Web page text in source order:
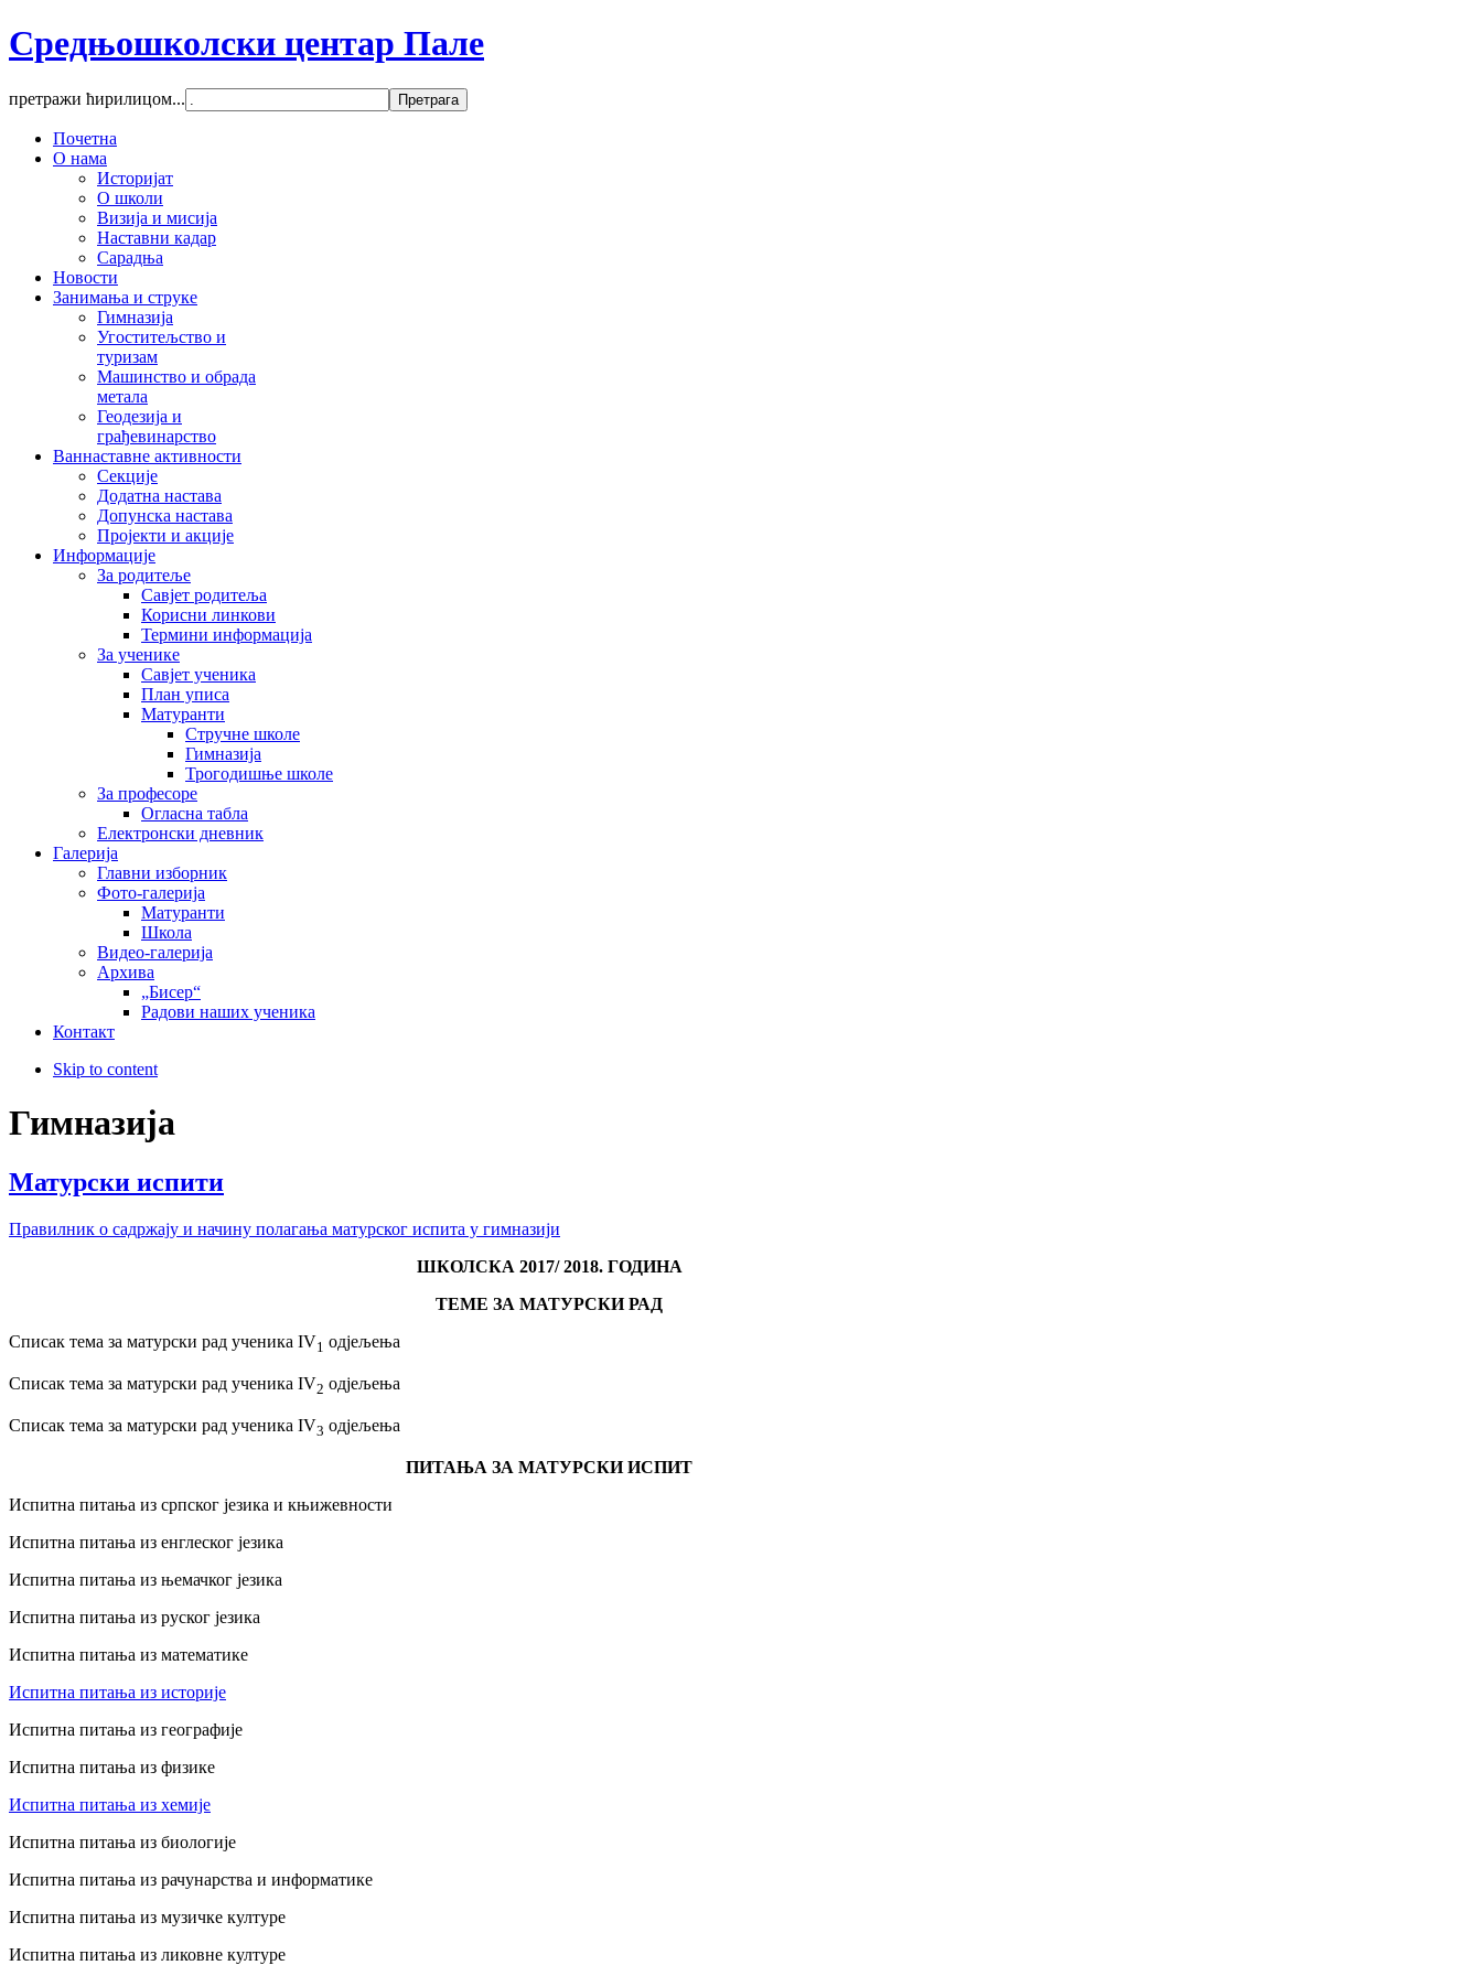
Средњошколски центар Пале
претражи ћирилицом...
Почетна
О нама
Историјат
О школи
Визија и мисија
Наставни кадар
Сарадња
Новости
Занимања и струке
Гимназија
Угоститељство и
туризам
Машинство и обрада
метала
Геодезија и
грађевинарство
Ваннаставне активности
Секције
Додатна настава
Допунска настава
Пројекти и акције
Информације
За родитеље
Савјет родитеља
Корисни линкови
Термини информација
За ученике
Савјет ученика
План уписа
Матуранти
Стручне школе
Гимназија
Трогодишње школе
За професоре
Огласна табла
Електронски дневник
Галерија
Главни изборник
Фото-галерија
Матуранти
Школа
Видео-галерија
Архива
„Бисер“
Радови наших ученика
Контакт
Skip to content
Гимназија
Матурски испити
Правилник о садржају и начину полагања матурског испита у гимназији
ШКОЛСКА 2017/ 2018. ГОДИНА
ТЕМЕ ЗА МАТУРСКИ РАД
Списак тема за матурски рад ученика IV1 одјељења
Списак тема за матурски рад ученика IV2 одјељења
Списак тема за матурски рад ученика IV3 одјељења
ПИТАЊА ЗА МАТУРСКИ ИСПИТ
Испитна питања из српског језика и књижевности
Испитна питања из енглеског језика
Испитна питања из њемачког језика
Испитна питања из руског језика
Испитна питања из математике
Испитна питања из историје
Испитна питања из географије
Испитна питања из физике
Испитна питања из хемије
Испитна питања из биологије
Испитна питања из рачунарства и информатике
Испитна питања из музичке културе
Испитна питања из ликовне културе